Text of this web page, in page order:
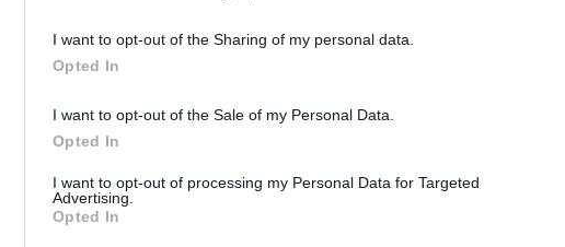
I want to opt-out of the Sharing of my personal data.
Opted In
I want to opt-out of the Sale of my Personal Data.
Opted In
I want to opt-out of processing my Personal Data for Targeted
Advertising.
Opted In